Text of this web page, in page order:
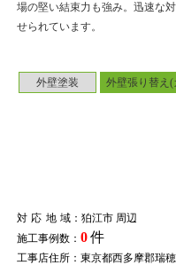
外壁塗装 外壁張り替え(
対応地域：狛江市 周辺
施工事例数： 0件
工事店住所：東京都西多摩郡瑞
場の堅い結束力も強み。迅速な
せられています。